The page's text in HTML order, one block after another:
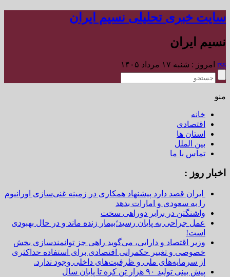
سایت خبری تحلیلی نسیم ایران
نسیم ایران
rss امروز : شنبه ۱۷ مرداد ۱۴۰۵
منو
خانه
اقتصادی
استان ها
بین الملل
تماس با ما
اخبار روز :
ایران قصد دارد پیشنهاد همکاری در زمینه غنی‌سازی اورانیوم
را به سعودی و امارات بدهد
واشنگتن در برابر دوراهی سخت
عمل جراحی به پایان رسید؛بیمار زنده ماند و در حال بهبودی
است!
وزیر اقتصاد و دارایی، می‌گوید راهی جز توانمندسازی بخش
خصوصی و تغییر حکمرانی اقتصادی برای استفاده حداکثری
از سرمایه‌های ملی و ظرفیت‌های داخلی وجود ندارد.
پیش بینی تولید ۹۰ هزار تن کره تا پایان سال